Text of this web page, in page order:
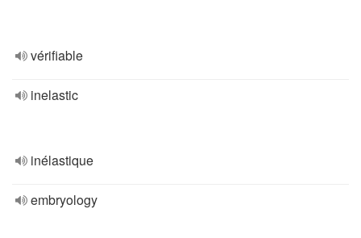
vérifiable
inelastic
inélastique
embryology